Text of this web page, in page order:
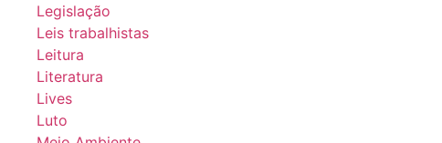
Legislação
Leis trabalhistas
Leitura
Literatura
Lives
Luto